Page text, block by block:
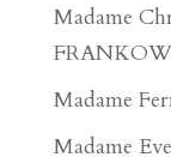
Madame
Madame
Madame